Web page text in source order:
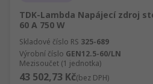
TDK-Lambda Napájecí zdroj
60 A 750 W
Skladové číslo RS 325-689
Výrobní číslo GEN12.5-60/LN
Mezisoučet (1 jednotka)
43 502,73 Kč(bez DPH)